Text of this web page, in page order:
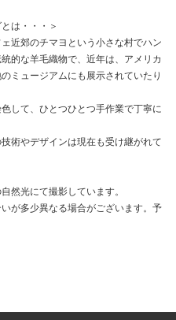
は・・・＞
近郊のチマヨという小さな村でハン
的な羊毛織物で、近年は、アメリカ
ミュージアムにも展示されていたり
して、ひとつひとつ手作業で丁寧に
術やデザインは現在も受け継がれて
然光にて撮影しています。
が多少異なる場合がございます。予